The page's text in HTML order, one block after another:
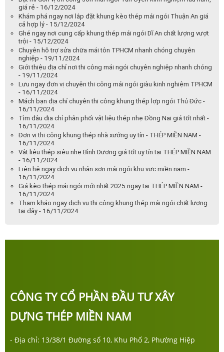
giá rẻ - 16/12/2024
Khám phá ngay nơi lắp đặt khung kèo thép mái ngói Thuận An giá
cả hợp lý - 15/12/2024
Ghé ngay nơi cung cấp khung thép mái ngói Dĩ An chất lượng vượt
trội - 15/12/2024
Chuyên hỗ trợ sửa chữa mái tôn TPHCM nhanh chóng chuyên
nghiệp - 19/11/2024
Giới thiệu địa chỉ nơi thi công mái ngói chuyên nghiệp nhanh chóng
- 19/11/2024
Lưu ngay đơn vị chuyên thi công mái ngói giàu kinh nghiệm TPHCM
- 16/11/2024
Mách bạn địa chỉ chuyên thi công khung thép lợp ngói Thủ Đức -
16/11/2024
Tìm đâu địa chỉ phân phối vật liệu thép nhẹ Đồng Nai giá tốt nhất -
16/11/2024
Đơn vị thi công khung thép nhà xưởng uy tín - THÉP MIỀN NAM -
16/11/2024
Vật liệu thép siêu nhẹ Bình Dương giá tốt uy tín tại THÉP MIỀN NAM
- 16/11/2024
Liên hệ ngay dịch vụ nhận sơn mái ngói khu vực miền nam -
16/11/2024
Giá kèo thép mái ngói mới nhất 2025 ngay tại THÉP MIỀN NAM -
16/11/2024
Tham khảo ngay dịch vụ thi công khung thép mái ngói chất lượng
tại đây - 16/11/2024
CÔNG TY CỔ PHẦN ĐẦU TƯ XÂY
DỰNG THÉP MIỀN NAM
- Địa chỉ: 13/38/1 Đường số 10, Khu Phố 2, Phường Hiệp